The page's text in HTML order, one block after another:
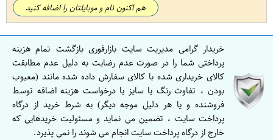
هم اکنون نام و موبایلتان را اضافه کنید
خریدار گرامی مدیریت سایت بازارفوری بازگشت تمام هزینه
پرداختی شما را در صورت عدم رضایت به دلیل عدم مطابقت
کالای خریداری شده با کالای سفارش داده شده مانند (معیوب
بودن ، تفاوت رنگ یا سایز یا درخواست هزینه اضافه توسط
فروشنده و یا هر دلیل موجه دیگر) به شرط خرید از درگاه
پرداخت سایت ، تضمین می نماید و مسئولیت خریدهایی که
خارج از درگاه پرداخت سایت انجام می شوند را نمی پذیرد.